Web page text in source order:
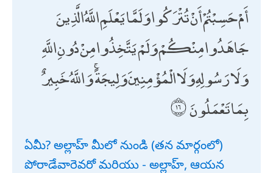
أَمْ حَسِبْتُمْ أَنْ تُتْرَكُوا وَلَمَّا يَعْلَمِ اللَّهُ الَّذِينَ
جَاهَدُوا مِنْكُمْ وَلَمْ يَتَّخِذُوا مِنْ دُونِ اللَّهِ
وَلَا رَسُولِهِ وَلَا الْمُؤْمِنِينَ وَلِيجَةً ۚ وَاللَّهُ خَبِيرٌ
بِمَا تَعْمَلُونَ
ఏమీ? అల్లాహ్ మీలో నుండి (తన మార్గంలో)
పోరాడేవారెవరో మరియు - అల్లాహ్, ఆయన